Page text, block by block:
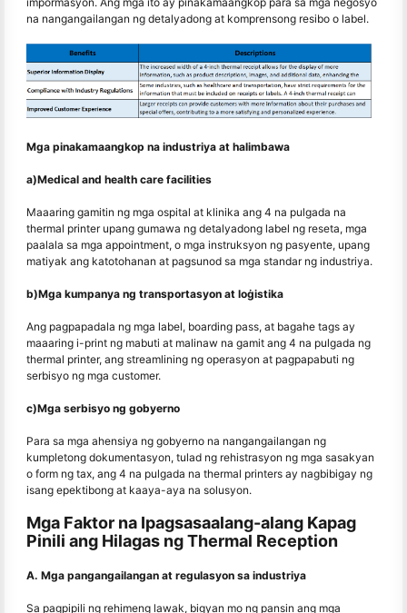
na nangangailangan ng detalyadong at komprensong resibo o label.
Mga pinakamaangkop na industriya at halimbawa
a)Medical and health care facilities
Maaaring gamitin ng mga ospital at klinika ang 4 na pulgada na
thermal printer upang gumawa ng detalyadong label ng reseta, mga
paalala sa mga appointment, o mga instruksyon ng pasyente, upang
matiyak ang katotohanan at pagsunod sa mga standar ng industriya.
b)Mga kumpanya ng transportasyon at loġistika
Ang pagpapadala ng mga label, boarding pass, at bagahe tags ay
maaaring i-print ng mabuti at malinaw na gamit ang 4 na pulgada ng
thermal printer, ang streamlining ng operasyon at pagpapabuti ng
serbisyo ng mga customer.
c)Mga serbisyo ng gobyerno
Para sa mga ahensiya ng gobyerno na nangangailangan ng
kumpletong dokumentasyon, tulad ng rehistrasyon ng mga sasakyan
o form ng tax, ang 4 na pulgada na thermal printers ay nagbibigay ng
isang epektibong at kaaya-aya na solusyon.
Mga Faktor na Ipagsasaalang-alang Kapag
Pinili ang Hilagas ng Thermal Reception
A. Mga pangangailangan at regulasyon sa industriya
Sa pagpipili ng rehimeng lawak, bigyan mo ng pansin ang mga